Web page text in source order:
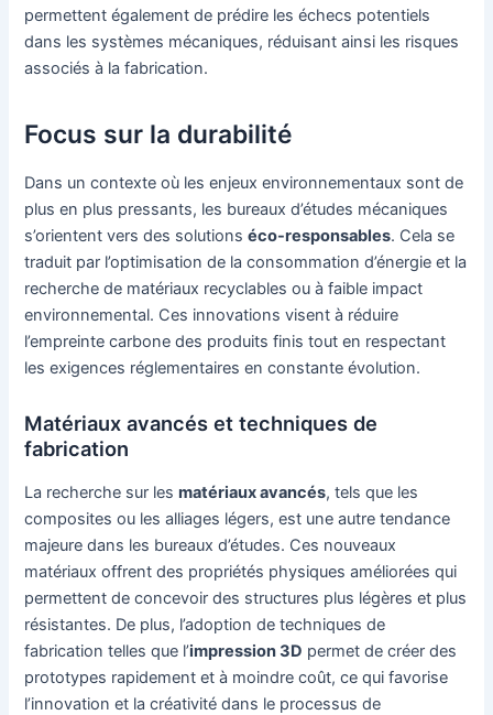
permettent également de prédire les échecs potentiels
dans les systèmes mécaniques, réduisant ainsi les risques
associés à la fabrication.
Focus sur la durabilité
Dans un contexte où les enjeux environnementaux sont de
plus en plus pressants, les bureaux d’études mécaniques
s’orientent vers des solutionséco-responsables. Cela se
traduit par l’optimisation de la consommation d’énergie et la
recherche de matériaux recyclables ou à faible impact
environnemental. Ces innovations visent à réduire
l’empreinte carbone des produits finis tout en respectant
les exigences réglementaires en constante évolution.
Matériaux avancés et techniques de
fabrication
La recherche sur lesmatériaux avancés, tels que les
composites ou les alliages légers, est une autre tendance
majeure dans les bureaux d’études. Ces nouveaux
matériaux offrent des propriétés physiques améliorées qui
permettent de concevoir des structures plus légères et plus
résistantes. De plus, l’adoption de techniques de
fabrication telles que l’impression 3D permet de créer des
prototypes rapidement et à moindre coût, ce qui favorise
l’innovation et la créativité dans le processus de